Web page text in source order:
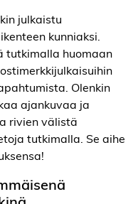
julkaistu
kunniaksi.
tutkimalla huomaan
Olenkin
ajankuvaa ja
rivien välistä
tutkimalla. Se aihe